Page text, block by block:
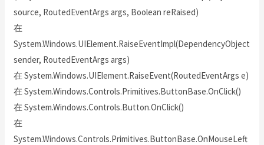
source, RoutedEventArgs args, Boolean reRaised)
在
System.Windows.UIElement.RaiseEventImpl(DependencyObject
sender, RoutedEventArgs args)
在 System.Windows.UIElement.RaiseEvent(RoutedEventArgs e)
在 System.Windows.Controls.Primitives.ButtonBase.OnClick()
在 System.Windows.Controls.Button.OnClick()
在
System.Windows.Controls.Primitives.ButtonBase.OnMouseLeft